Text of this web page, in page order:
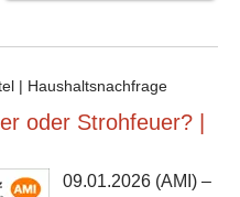
| Haushaltsnachfrage
oder Strohfeuer? |
09.01.2026 (AMI) –